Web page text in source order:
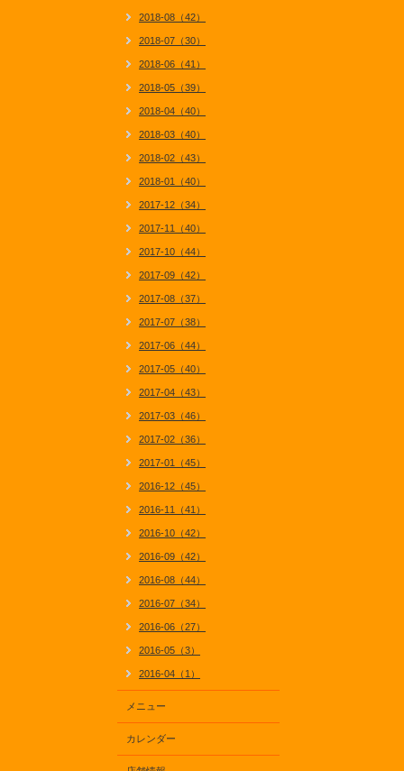
2018-08（42）
2018-07（30）
2018-06（41）
2018-05（39）
2018-04（40）
2018-03（40）
2018-02（43）
2018-01（40）
2017-12（34）
2017-11（40）
2017-10（44）
2017-09（42）
2017-08（37）
2017-07（38）
2017-06（44）
2017-05（40）
2017-04（43）
2017-03（46）
2017-02（36）
2017-01（45）
2016-12（45）
2016-11（41）
2016-10（42）
2016-09（42）
2016-08（44）
2016-07（34）
2016-06（27）
2016-05（3）
2016-04（1）
メニュー
カレンダー